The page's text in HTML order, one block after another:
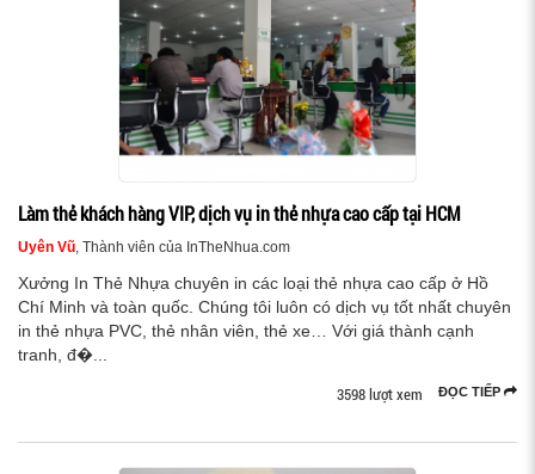
Làm thẻ khách hàng VIP, dịch vụ in thẻ nhựa cao cấp tại HCM
Uyên Vũ, Thành viên của InTheNhua.com
Xưởng In Thẻ Nhựa chuyên in các loại thẻ nhựa cao cấp ở Hồ
Chí Minh và toàn quốc. Chúng tôi luôn có dịch vụ tốt nhất chuyên
in thẻ nhựa PVC, thẻ nhân viên, thẻ xe… Với giá thành cạnh
tranh, đ�...
ĐỌC TIẾP
3598 lượt xem